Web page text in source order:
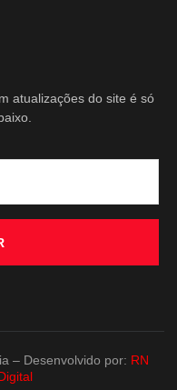
atualizações do site é só
– Desenvolvido por: RN